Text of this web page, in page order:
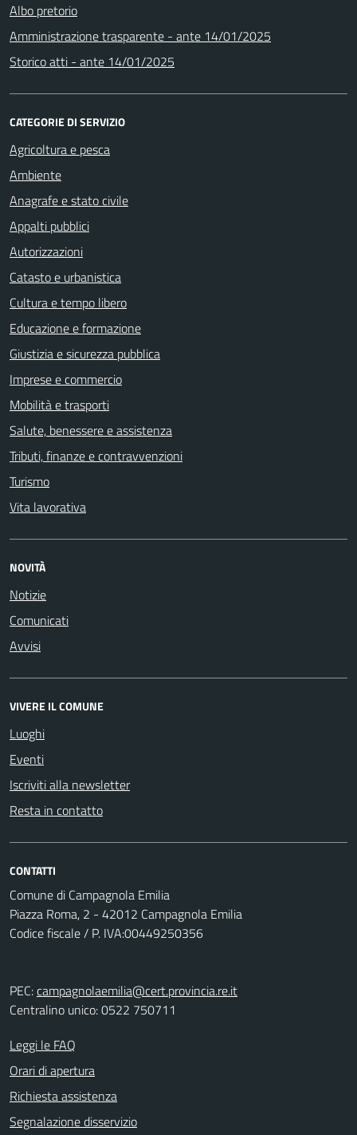
Albo pretorio
Amministrazione trasparente - ante 14/01/2025
Storico atti - ante 14/01/2025
CATEGORIE DI SERVIZIO
Agricoltura e pesca
Ambiente
Anagrafe e stato civile
Appalti pubblici
Autorizzazioni
Catasto e urbanistica
Cultura e tempo libero
Educazione e formazione
Giustizia e sicurezza pubblica
Imprese e commercio
Mobilità e trasporti
Salute, benessere e assistenza
Tributi, finanze e contravvenzioni
Turismo
Vita lavorativa
NOVITÀ
Notizie
Comunicati
Avvisi
VIVERE IL COMUNE
Luoghi
Eventi
Iscriviti alla newsletter
Resta in contatto
CONTATTI
Comune di Campagnola Emilia
Piazza Roma, 2 - 42012 Campagnola Emilia
Codice fiscale / P. IVA:00449250356
PEC:campagnolaemilia@cert.provincia.re.it
Centralino unico: 0522 750711
Leggi le FAQ
Orari di apertura
Richiesta assistenza
Segnalazione disservizio